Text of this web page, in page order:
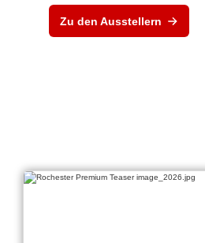
Zu den Ausstellern